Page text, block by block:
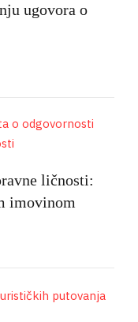
ugovora o
ličnosti:
imovinom